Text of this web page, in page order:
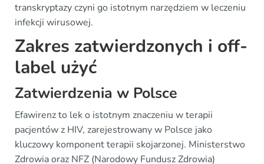
transkryptazy czyni go istotnym narzędziem w leczeniu
infekcji wirusowej.
Zakres zatwierdzonych i off-
label użyć
Zatwierdzenia w Polsce
Efawirenz to lek o istotnym znaczeniu w terapii
pacjentów z HIV, zarejestrowany w Polsce jako
kluczowy komponent terapii skojarzonej. Ministerstwo
Zdrowia oraz NFZ (Narodowy Fundusz Zdrowia)